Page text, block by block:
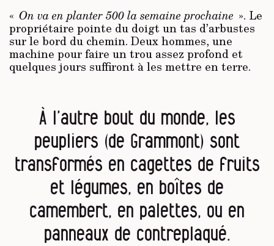
« On va en planter 500 la semaine prochaine ». Le
propriétaire pointe du doigt un tas d’arbustes
sur le bord du chemin. Deux hommes, une
machine pour faire un trou assez profond et
quelques jours suffiront à les mettre en terre.
À l’autre bout du monde, les
peupliers (de Grammont) sont
transformés en cagettes de fruits
et légumes, en boîtes de
camembert, en palettes, ou en
panneaux de contreplaqué.